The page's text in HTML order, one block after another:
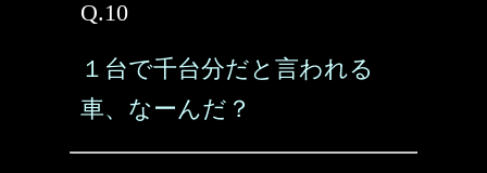
Q.10
１台で千台分だと言われる
車、なーんだ？